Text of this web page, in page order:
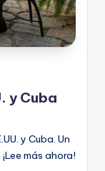
y Cuba
y Cuba. Un
más ahora!